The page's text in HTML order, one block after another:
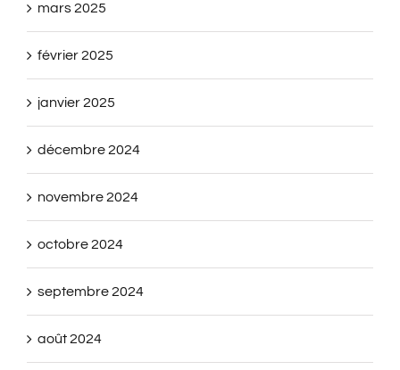
mars 2025
février 2025
janvier 2025
décembre 2024
novembre 2024
octobre 2024
septembre 2024
août 2024